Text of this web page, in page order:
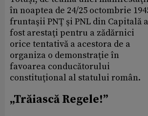
în noaptea de 24/25 octombrie
fruntaşii PNŢ şi PNL din Capitală
fost arestaţi pentru a zădărnici
orice tentativă a acestora de a
organiza o demonstraţie în
favoarea conducătorului
constituţional al statului român.
„Trăiască Regele!”